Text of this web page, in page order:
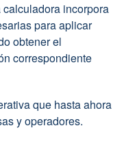
incorpora
para aplicar
obtener el
correspondiente
que hasta ahora
y operadores.